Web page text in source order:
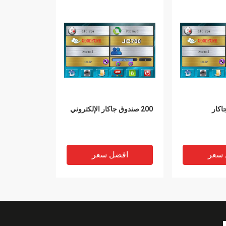
200 صندوق جاكار الإلكتروني
افضل سعر سعر